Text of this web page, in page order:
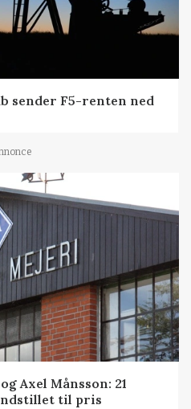
sender F5-renten ned
Axel Månsson: 21
til pris